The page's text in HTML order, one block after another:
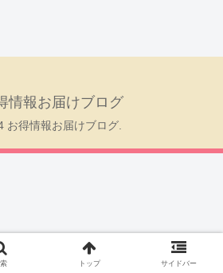
情報お届けブログ
お得情報お届けブログ.
トップ サイドバー